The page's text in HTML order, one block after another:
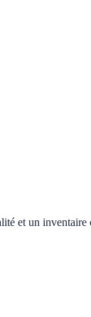
et un inventaire